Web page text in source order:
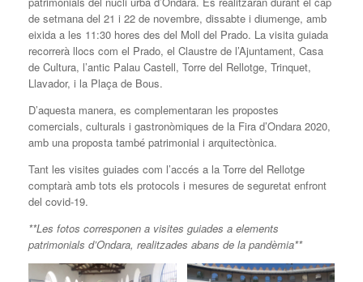
de setmana del 21 i 22 de novembre, dissabte i diumenge, amb
eixida a les 11:30 hores des del Moll del Prado. La visita guiada
recorrerà llocs com el Prado, el Claustre de l’Ajuntament, Casa
de Cultura, l’antic Palau Castell, Torre del Rellotge, Trinquet,
Llavador, i la Plaça de Bous.
D’aquesta manera, es complementaran les propostes
comercials, culturals i gastronòmiques de la Fira d’Ondara 2020,
amb una proposta també patrimonial i arquitectònica.
Tant les visites guiades com l’accés a la Torre del Rellotge
comptarà amb tots els protocols i mesures de seguretat enfront
del covid-19.
**Les fotos corresponen a visites guiades a elements
patrimonials d’Ondara, realitzades abans de la pandèmia**